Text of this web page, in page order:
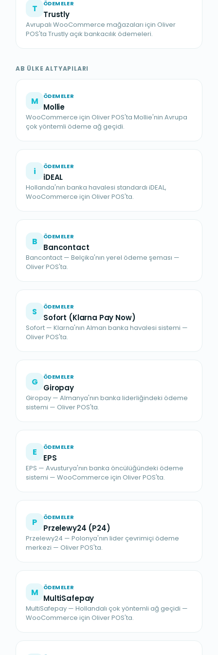
T ÖDEMELER
Trustly
Avrupalı WooCommerce mağazaları için Oliver
POS'ta Trustly açık bankacılık ödemeleri.
AB ÜLKE ALTYAPILARI
M ÖDEMELER
Mollie
WooCommerce için Oliver POS'ta Mollie'nin Avrupa
çok yöntemli ödeme ağ geçidi.
i ÖDEMELER
iDEAL
Hollanda'nın banka havalesi standardı iDEAL,
WooCommerce için Oliver POS'ta.
B ÖDEMELER
Bancontact
Bancontact — Belçika'nın yerel ödeme şeması —
Oliver POS'ta.
S ÖDEMELER
Sofort (Klarna Pay Now)
Sofort — Klarna'nın Alman banka havalesi sistemi —
Oliver POS'ta.
G ÖDEMELER
Giropay
Giropay — Almanya'nın banka liderliğindeki ödeme
sistemi — Oliver POS'ta.
E ÖDEMELER
EPS
EPS — Avusturya'nın banka öncülüğündeki ödeme
sistemi — WooCommerce için Oliver POS'ta.
P ÖDEMELER
Przelewy24 (P24)
Przelewy24 — Polonya'nın lider çevrimiçi ödeme
merkezi — Oliver POS'ta.
M ÖDEMELER
MultiSafepay
MultiSafepay — Hollandalı çok yöntemli ağ geçidi —
WooCommerce için Oliver POS'ta.